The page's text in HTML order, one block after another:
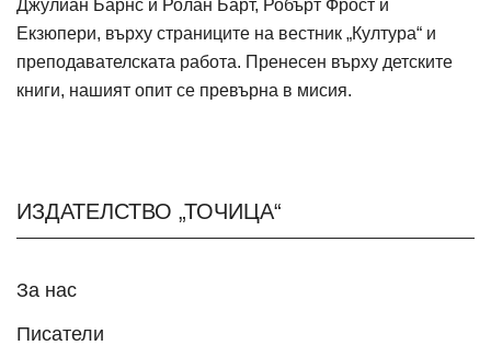
Джулиан Барнс и Ролан Барт, Робърт Фрост и
Екзюпери, върху страниците на вестник „Култура“ и
преподавателската работа. Пренесен върху детските
книги, нашият опит се превърна в мисия.
ИЗДАТЕЛСТВО „ТОЧИЦА“
За нас
Писатели